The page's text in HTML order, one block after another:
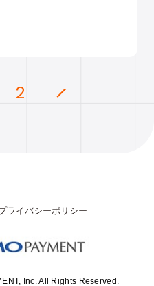
2
ライバシーポリシー
Inc. All Rights Reserved.